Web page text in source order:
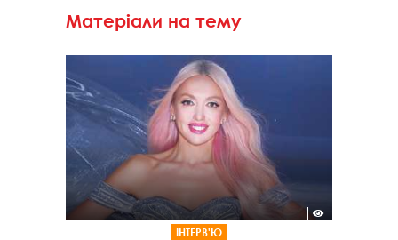
Матеріали на тему
ІНТЕРВ'Ю